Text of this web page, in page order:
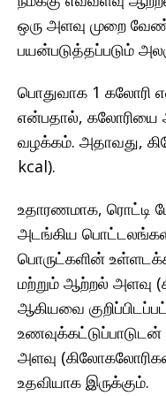
ஒரு அளவு முறை
பயன்படுத்தப்படும்
பொதுவாக 1 கலோரி
என்பதால், கலோரியை
வழக்கம். அதாவது,
kcal).
உதாரணமாக, ரொட்டி
அடங்கிய
பொருட்களின்
மற்றும் ஆற்றல் அளவு
ஆகியவை
அளவு
உதவியாக இருக்கும்.